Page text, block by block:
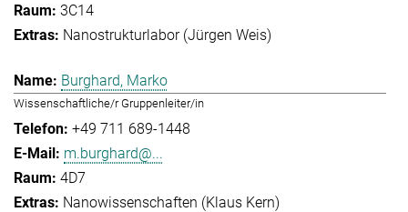
3C14
Nanostrukturlabor (Jürgen Weis)
Burghard, Marko
Wissenschaftliche/r Gruppenleiter/in
+49 711 689-1448
m.burghard@...
4D7
Nanowissenschaften (Klaus Kern)